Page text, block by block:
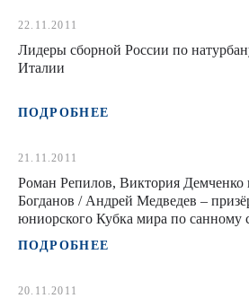
22.11.2011
Лидеры сборной России по
Италии
ПОДРОБНЕЕ
21.11.2011
Роман Репилов, Виктория Демченко
Богданов / Андрей Медведев –
юниорского Кубка мира по санному
ПОДРОБНЕЕ
20.11.2011